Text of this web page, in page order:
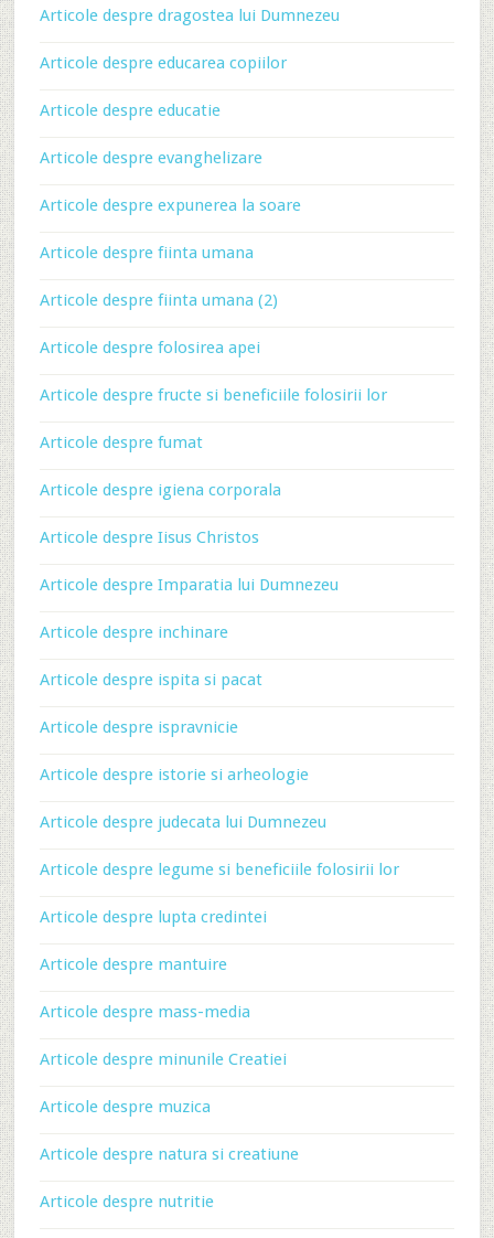
Articole despre dragostea lui Dumnezeu
Articole despre educarea copiilor
Articole despre educatie
Articole despre evanghelizare
Articole despre expunerea la soare
Articole despre fiinta umana
Articole despre fiinta umana (2)
Articole despre folosirea apei
Articole despre fructe si beneficiile folosirii lor
Articole despre fumat
Articole despre igiena corporala
Articole despre Iisus Christos
Articole despre Imparatia lui Dumnezeu
Articole despre inchinare
Articole despre ispita si pacat
Articole despre ispravnicie
Articole despre istorie si arheologie
Articole despre judecata lui Dumnezeu
Articole despre legume si beneficiile folosirii lor
Articole despre lupta credintei
Articole despre mantuire
Articole despre mass-media
Articole despre minunile Creatiei
Articole despre muzica
Articole despre natura si creatiune
Articole despre nutritie